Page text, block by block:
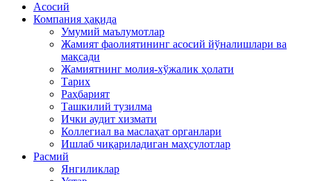
Асосий
Компания ҳақида
Умумий маълумотлар
Жамият фаолиятининг асосий йўналишлари ва
мақсади
Жамиятнинг молия-хўжалик ҳолати
Тарих
Раҳбарият
Ташкилий тузилма
Ички аудит хизмати
Коллегиал ва маслаҳат органлари
Ишлаб чиқариладиган маҳсулотлар
Расмий
Янгиликлар